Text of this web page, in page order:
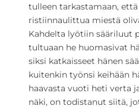
tulleen tarkastamaan,
ristiinnaulittua miestä
Kahdelta lyötiin sääriluut
tultuaan he huomasivat
siksi katkaisseet hänen
kuitenkin työnsi keihään
haavasta vuoti heti verta
näki, on todistanut siitä,